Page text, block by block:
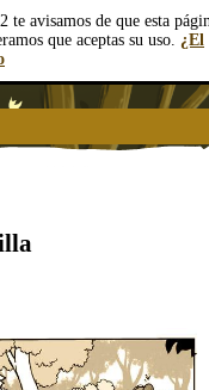
avisamos de que esta
que aceptas su uso. ¿El